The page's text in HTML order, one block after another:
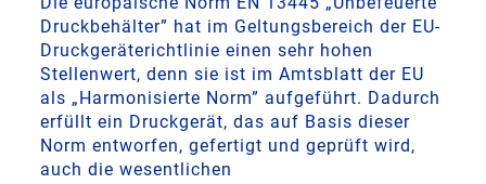
Druckbehälter” hat im Geltungsbereich der EU-
Druckgeräterichtlinie einen sehr hohen
Stellenwert, denn sie ist im Amtsblatt der EU
als „Harmonisierte Norm” aufgeführt. Dadurch
erfüllt ein Druckgerät, das auf Basis dieser
Norm entworfen, gefertigt und geprüft wird,
auch die wesentlichen